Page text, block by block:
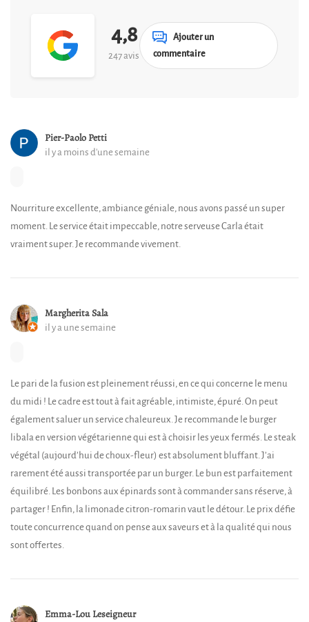
4,8
247 avis
Ajouter un
commentaire
Pier-Paolo Petti
il y a moins d'une semaine
Nourriture excellente, ambiance géniale, nous avons passé un super
moment. Le service était impeccable, notre serveuse Carla était
vraiment super. Je recommande vivement.
Margherita Sala
il y a une semaine
Le pari de la fusion est pleinement réussi, en ce qui concerne le menu
du midi ! Le cadre est tout à fait agréable, intimiste, épuré. On peut
également saluer un service chaleureux. Je recommande le burger
libala en version végétarienne qui est à choisir les yeux fermés. Le steak
végétal (aujourd’hui de choux-fleur) est absolument bluffant. J’ai
rarement été aussi transportée par un burger. Le bun est parfaitement
équilibré. Les bonbons aux épinards sont à commander sans réserve, à
partager ! Enfin, la limonade citron-romarin vaut le détour. Le prix défie
toute concurrence quand on pense aux saveurs et à la qualité qui nous
sont offertes.
Emma-Lou Leseigneur